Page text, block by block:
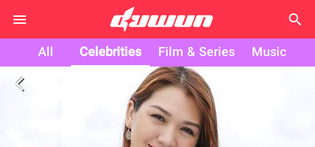
search
All Celebrities Film & Series Music
arrow_back_ios